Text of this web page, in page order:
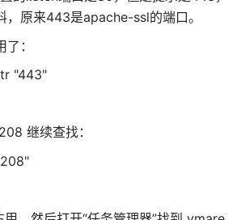
，原来443是apache-ssl的端口。
：
"443"
继续查找：